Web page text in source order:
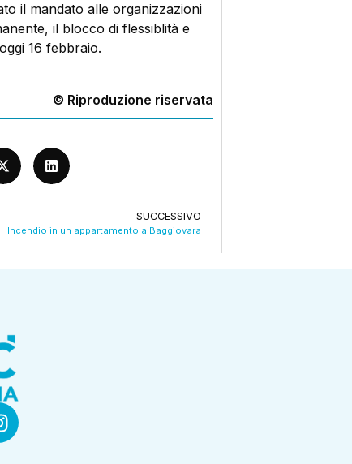
il mandato alle organizzazioni
il blocco di flessiblità e
16 febbraio.
© Riproduzione riservata
SUCCESSIVO
Incendio in un appartamento a Baggiovara